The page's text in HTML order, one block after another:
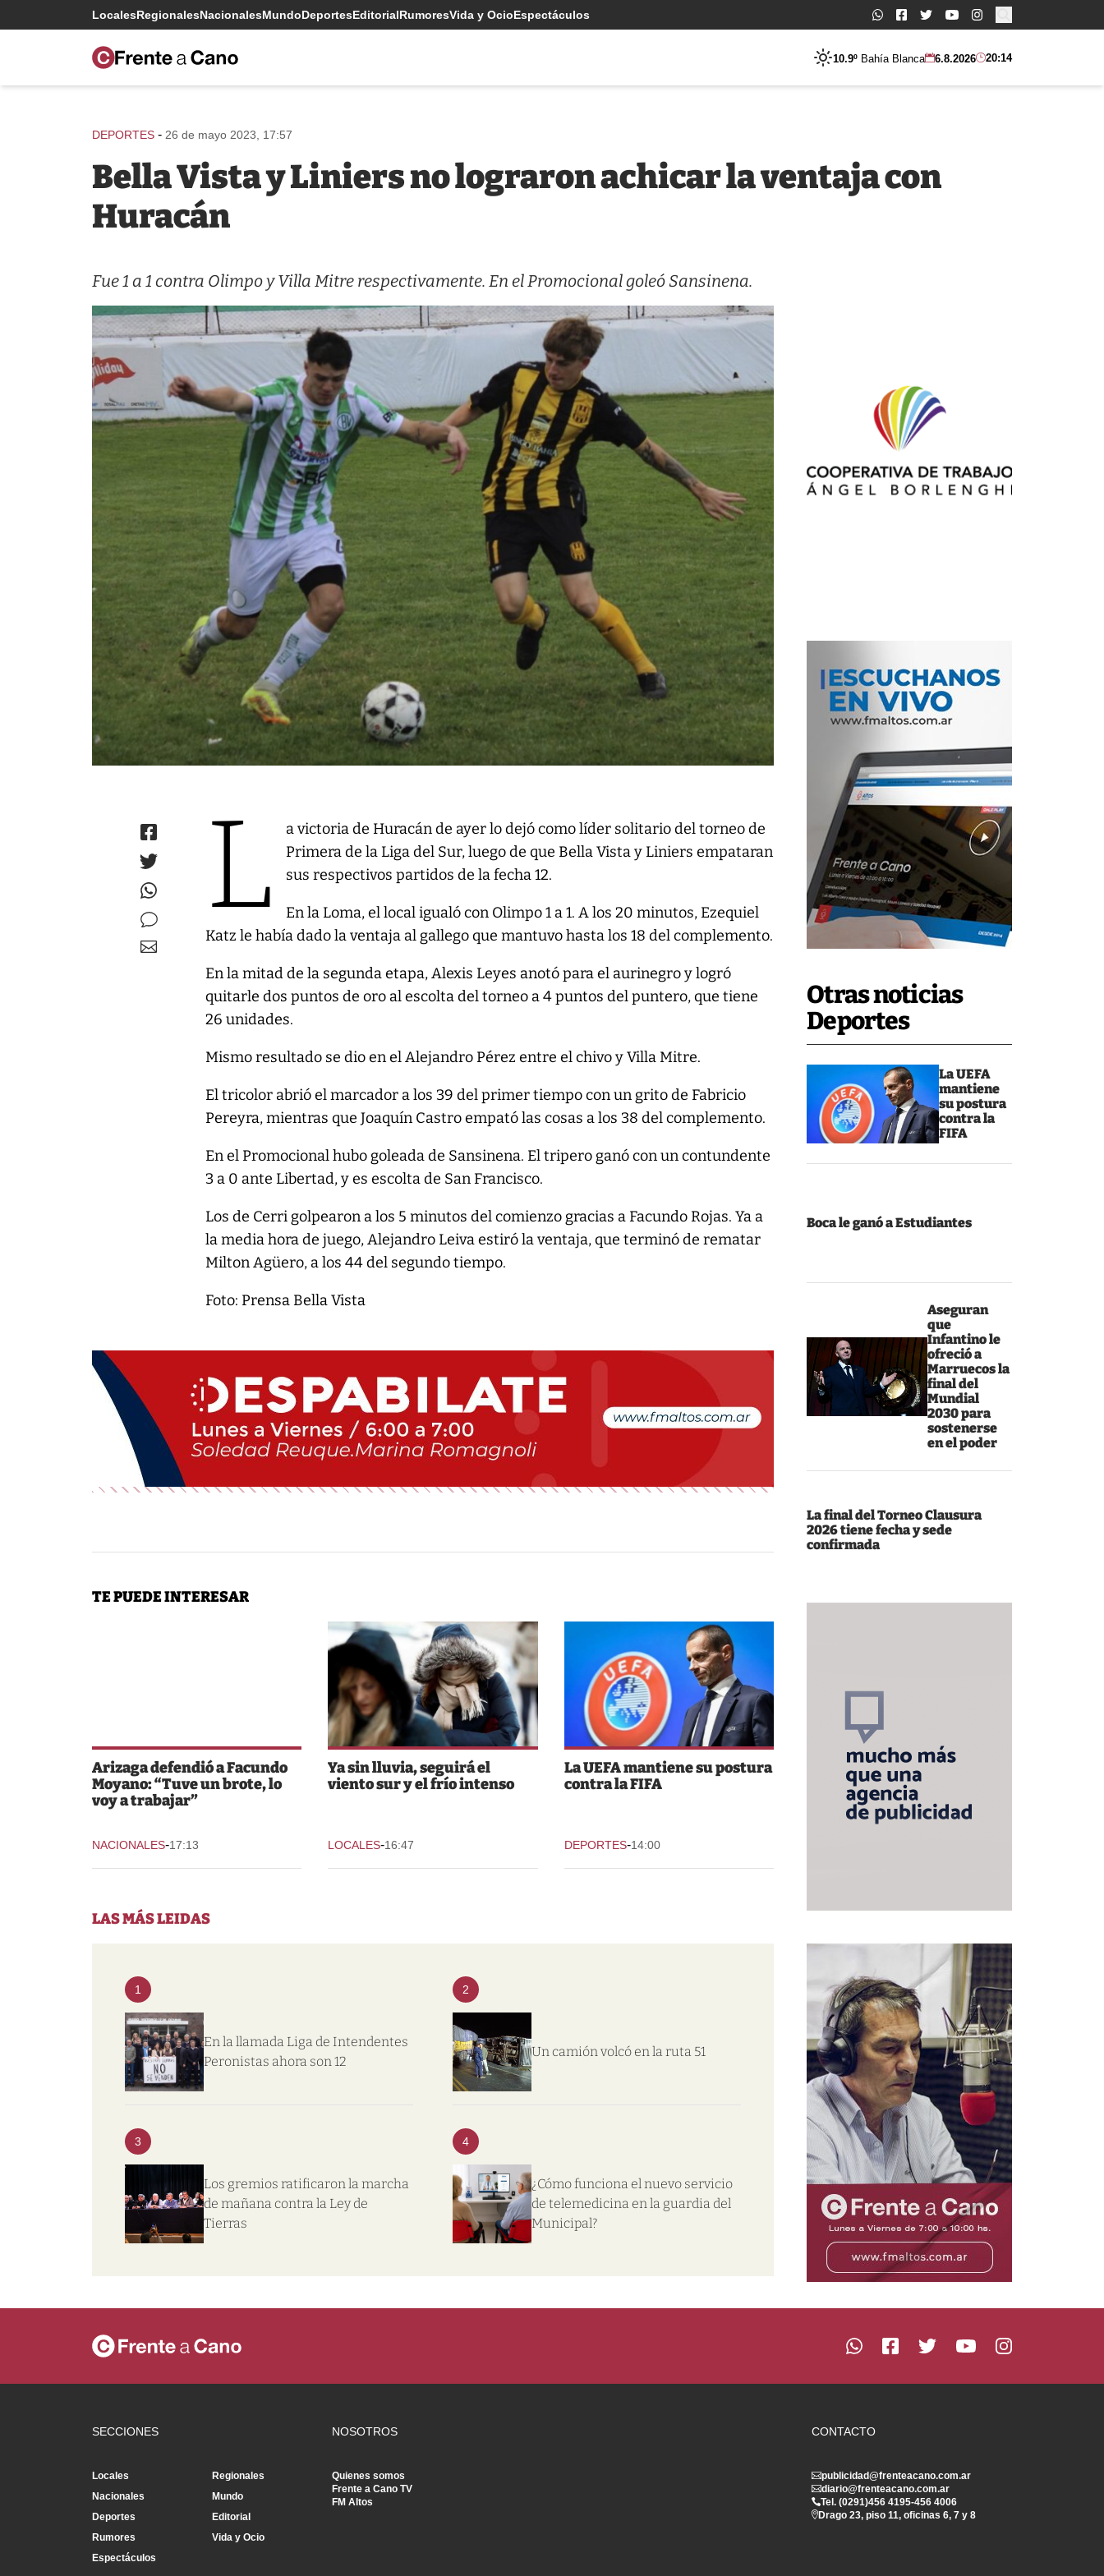
LocalesRegionalesNacionalesMundoDeportesEditorialRumoresVida y OcioEspectáculos Buscar:
10.9º Bahía Blanca 6.8.2026 20:14
Otras noticias
Deportes
La UEFA
mantiene
su postura
contra la
FIFA
Boca le ganó a Estudiantes
Aseguran
que
Infantino le
ofreció a
Marruecos la
final del
Mundial
2030 para
sostenerse
en el poder
La final del Torneo Clausura
2026 tiene fecha y sede
confirmada
DEPORTES - 26 de mayo 2023, 17:57
Bella Vista y Liniers no lograron achicar la ventaja con
Huracán
Fue 1 a 1 contra Olimpo y Villa Mitre respectivamente. En el Promocional goleó Sansinena.
L
a victoria de Huracán de ayer lo dejó como líder solitario del torneo de
Primera de la Liga del Sur, luego de que Bella Vista y Liniers empataran
sus respectivos partidos de la fecha 12.
En la Loma, el local igualó con Olimpo 1 a 1. A los 20 minutos, Ezequiel
Katz le había dado la ventaja al gallego que mantuvo hasta los 18 del complemento.
En la mitad de la segunda etapa, Alexis Leyes anotó para el aurinegro y logró
quitarle dos puntos de oro al escolta del torneo a 4 puntos del puntero, que tiene
26 unidades.
Mismo resultado se dio en el Alejandro Pérez entre el chivo y Villa Mitre.
El tricolor abrió el marcador a los 39 del primer tiempo con un grito de Fabricio
Pereyra, mientras que Joaquín Castro empató las cosas a los 38 del complemento.
En el Promocional hubo goleada de Sansinena. El tripero ganó con un contundente
3 a 0 ante Libertad, y es escolta de San Francisco.
Los de Cerri golpearon a los 5 minutos del comienzo gracias a Facundo Rojas. Ya a
la media hora de juego, Alejandro Leiva estiró la ventaja, que terminó de rematar
Milton Agüero, a los 44 del segundo tiempo.
Foto: Prensa Bella Vista
TE PUEDE INTERESAR
Arizaga defendió a Facundo
Moyano: “Tuve un brote, lo
voy a trabajar”
NACIONALES-17:13
Ya sin lluvia, seguirá el
viento sur y el frío intenso
LOCALES-16:47
La UEFA mantiene su postura
contra la FIFA
DEPORTES-14:00
LAS MÁS LEIDAS
1
En la llamada Liga de Intendentes
Peronistas ahora son 12
2
Un camión volcó en la ruta 51
3
Los gremios ratificaron la marcha
de mañana contra la Ley de
Tierras
4
¿Cómo funciona el nuevo servicio
de telemedicina en la guardia del
Municipal?
SECCIONES
Locales
Regionales
Nacionales
Mundo
Deportes
Editorial
Rumores
Vida y Ocio
Espectáculos
NOSOTROS
Quienes somos
Frente a Cano TV
FM Altos
CONTACTO
publicidad@frenteacano.com.ar
diario@frenteacano.com.ar
Tel. (0291)456 4195-456 4006
Drago 23, piso 11, oficinas 6, 7 y 8